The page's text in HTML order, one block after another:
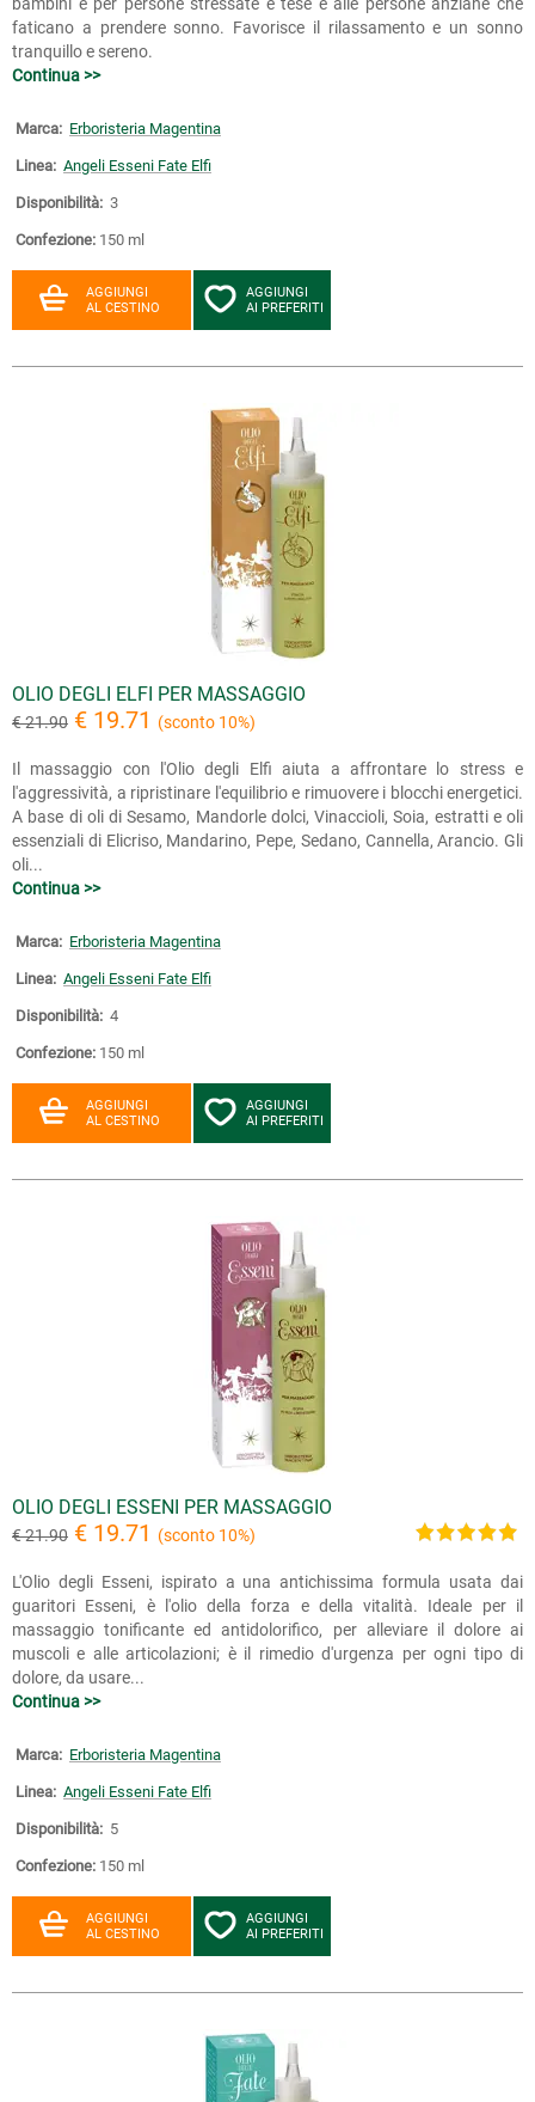
faticano a prendere sonno. Favorisce il rilassamento e un sonno
tranquillo e sereno.
Continua >>
Marca: Erboristeria Magentina
Linea: Angeli Esseni Fate Elfi
Disponibilità: 3
Confezione: 150 ml
AGGIUNGI
AL CESTINO
AGGIUNGI
AI PREFERITI
OLIO DEGLI ELFI PER MASSAGGIO
€ 21.90 € 19.71 (sconto 10%)
Il massaggio con l'Olio degli Elfi aiuta a affrontare lo stress e
l'aggressività, a ripristinare l'equilibrio e rimuovere i blocchi energetici.
A base di oli di Sesamo, Mandorle dolci, Vinaccioli, Soia, estratti e oli
essenziali di Elicriso, Mandarino, Pepe, Sedano, Cannella, Arancio. Gli
oli...
Continua >>
Marca: Erboristeria Magentina
Linea: Angeli Esseni Fate Elfi
Disponibilità: 4
Confezione: 150 ml
AGGIUNGI
AL CESTINO
AGGIUNGI
AI PREFERITI
OLIO DEGLI ESSENI PER MASSAGGIO
€ 21.90 € 19.71 (sconto 10%)
L'Olio degli Esseni, ispirato a una antichissima formula usata dai
guaritori Esseni, è l'olio della forza e della vitalità. Ideale per il
massaggio tonificante ed antidolorifico, per alleviare il dolore ai
muscoli e alle articolazioni; è il rimedio d'urgenza per ogni tipo di
dolore, da usare...
Continua >>
Marca: Erboristeria Magentina
Linea: Angeli Esseni Fate Elfi
Disponibilità: 5
Confezione: 150 ml
AGGIUNGI
AL CESTINO
AGGIUNGI
AI PREFERITI